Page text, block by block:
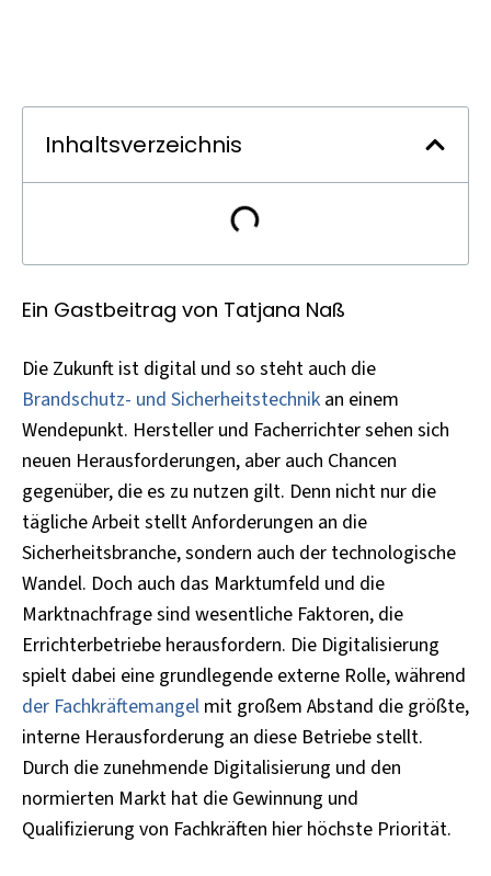
Inhaltsverzeichnis
Ein Gastbeitrag von Tatjana Naß
Die Zukunft ist digital und so steht auch die
Brandschutz- und Sicherheitstechnik an einem
Wendepunkt. Hersteller und Facherrichter sehen sich
neuen Herausforderungen, aber auch Chancen
gegenüber, die es zu nutzen gilt. Denn nicht nur die
tägliche Arbeit stellt Anforderungen an die
Sicherheitsbranche, sondern auch der technologische
Wandel. Doch auch das Marktumfeld und die
Marktnachfrage sind wesentliche Faktoren, die
Errichterbetriebe herausfordern. Die Digitalisierung
spielt dabei eine grundlegende externe Rolle, während
der Fachkräftemangel mit großem Abstand die größte,
interne Herausforderung an diese Betriebe stellt.
Durch die zunehmende Digitalisierung und den
normierten Markt hat die Gewinnung und
Qualifizierung von Fachkräften hier höchste Priorität.